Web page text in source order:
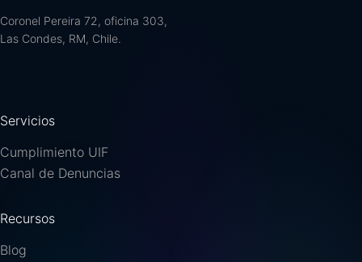
Coronel Pereira 72, oficina 303,
Las Condes, RM, Chile.
Servicios
Cumplimiento UIF
Canal de Denuncias
Recursos
Blog